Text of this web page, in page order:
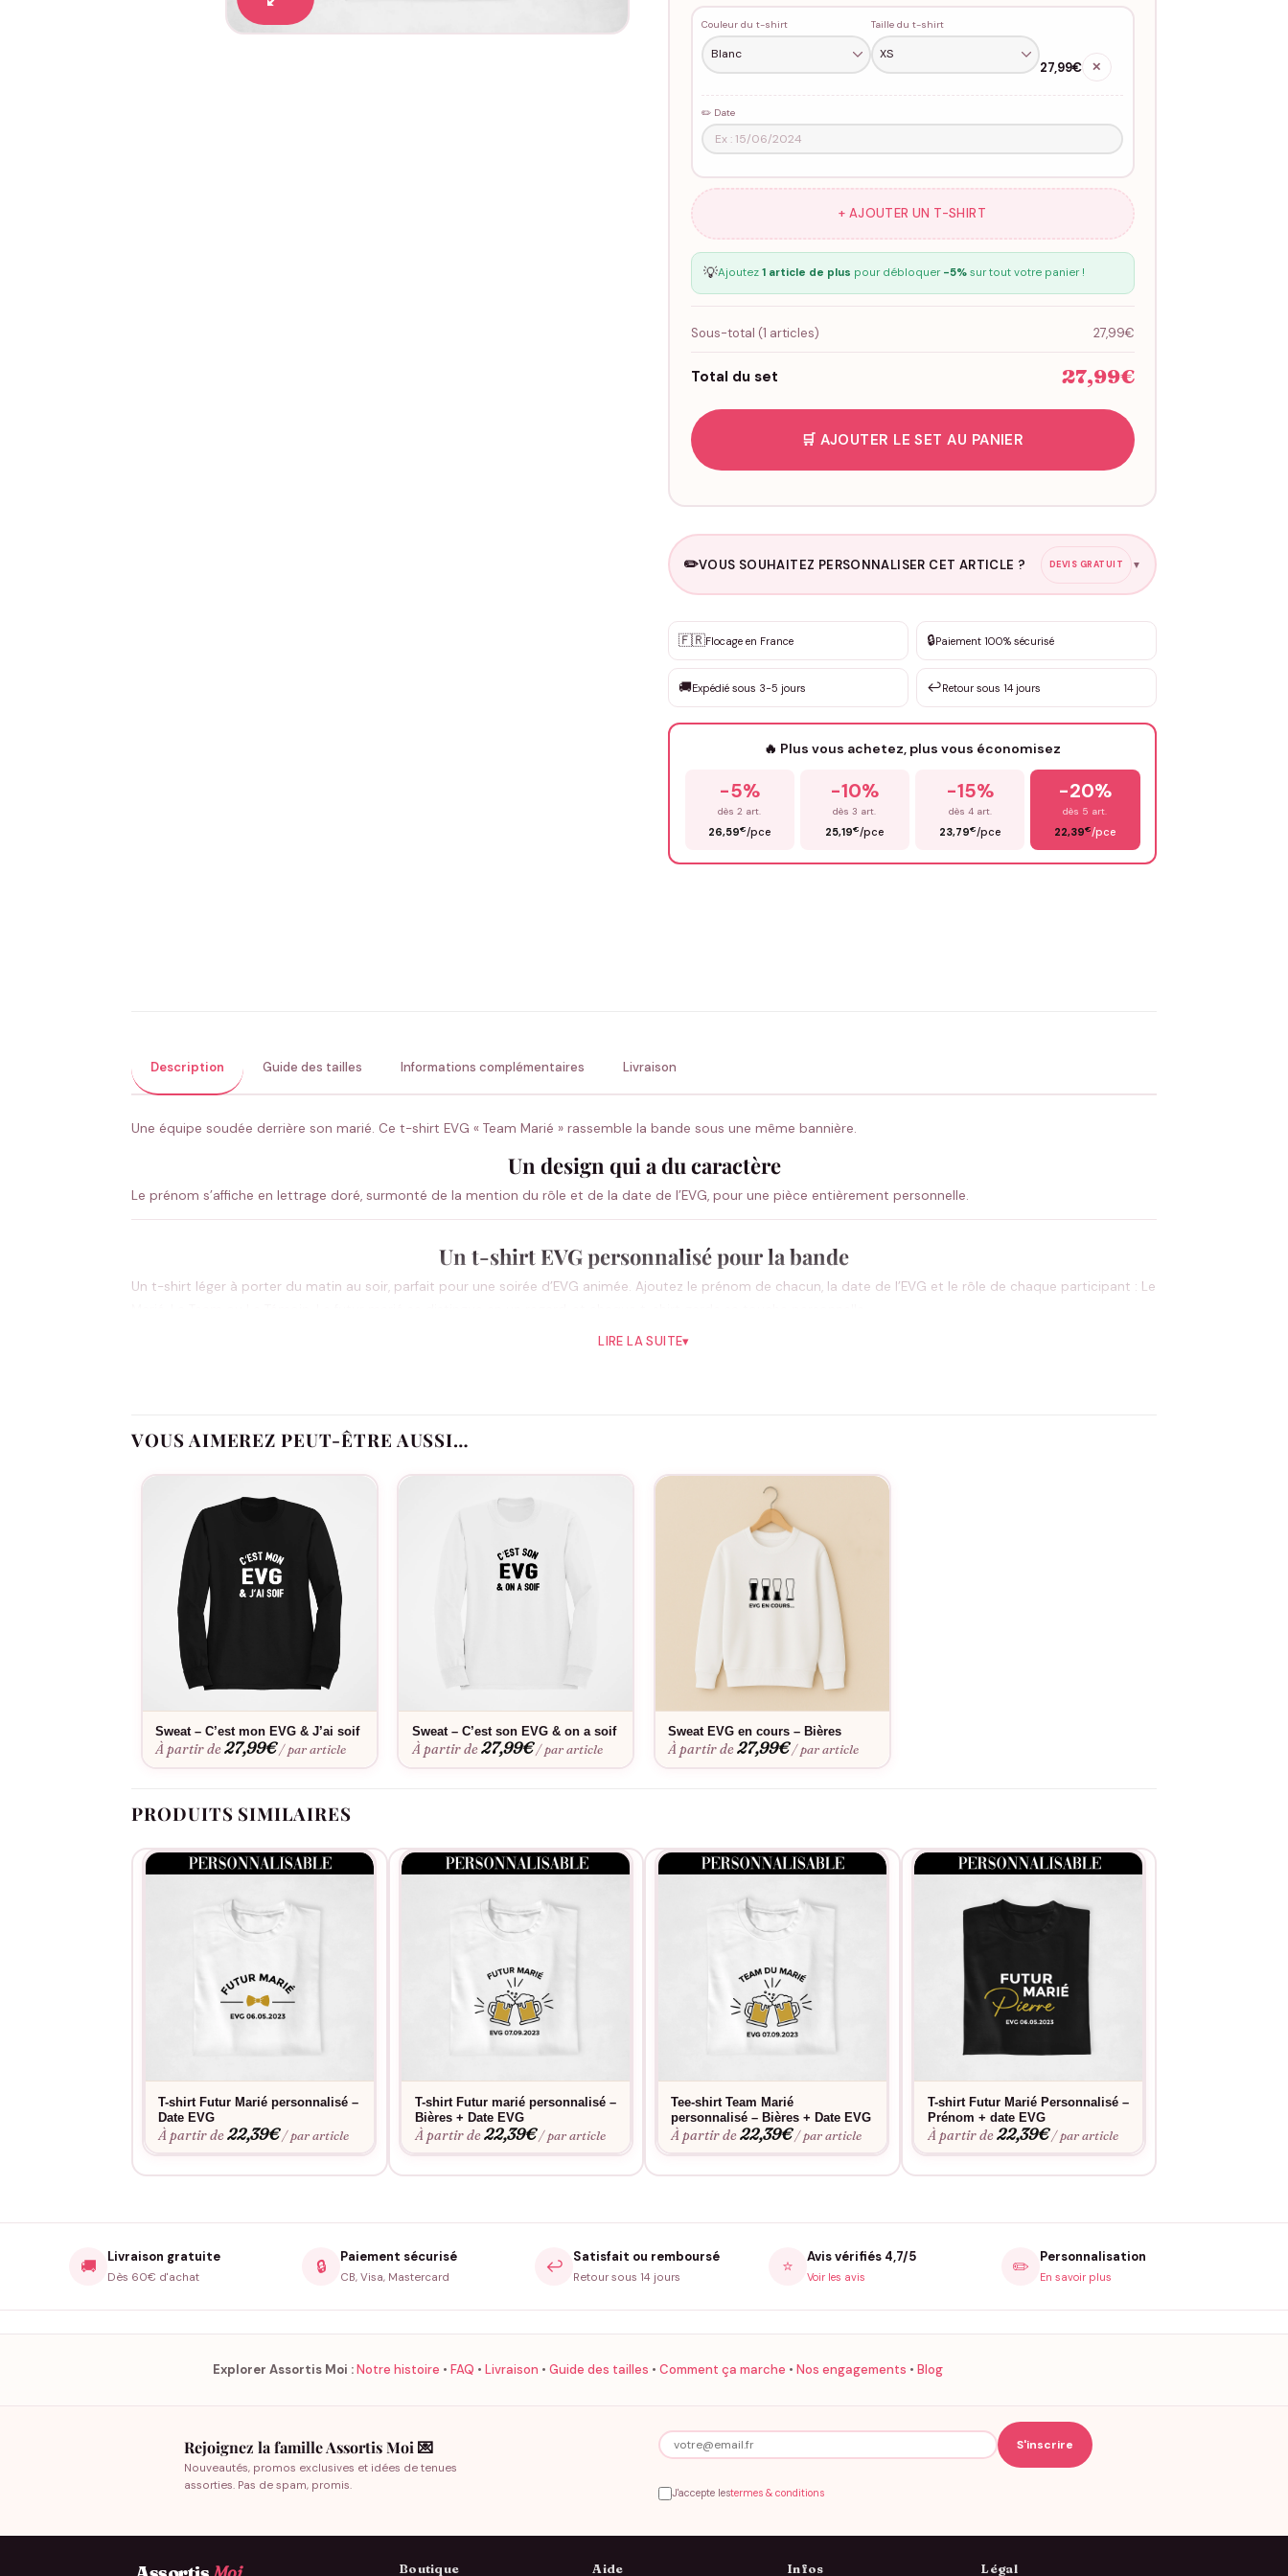
Couleur du t-shirt Taille du t-shirt
27,99€ ✕
✏️ Date
+ AJOUTER UN T-SHIRT
💡Ajoutez 1 article de plus pour débloquer -5%sur tout votre panier !
Sous-total (1 articles) 27,99€
Total du set 27,99€
🛒 AJOUTER LE SET AU PANIER
✏️VOUS SOUHAITEZ PERSONNALISER CET ARTICLE ? DEVIS GRATUIT ▼
✨ Personnalisation sur mesure
DEVIS GRATUIT · Personnalisation de 3 à 10€ selon la demande
Que souhaitez-vous ?
🇫🇷Flocage en France 🔒Paiement 100% sécurisé
🚚Expédié sous 3-5 jours ↩️Retour sous 14 jours
🔥 Plus vous achetez, plus vous économisez
-5%
dès 2 art.
26,59€/pce
-10%
dès 3 art.
25,19€/pce
-15%
dès 4 art.
23,79€/pce
-20%
dès 5 art.
22,39€/pce
Description Guide des tailles Informations complémentaires Livraison
Une équipe soudée derrière son marié. Ce t-shirt EVG « Team Marié » rassemble la bande sous une même bannière.
Un design qui a du caractère
Le prénom s’affiche en lettrage doré, surmonté de la mention du rôle et de la date de l’EVG, pour une pièce entièrement personnelle.
Un t-shirt EVG personnalisé pour la bande
Un t-shirt léger à porter du matin au soir, parfait pour une soirée d’EVG animée. Ajoutez le prénom de chacun, la date de l’EVG et le rôle de chaque participant : Le
Oui, dans notre atelier en France, à la commande.
Fabriqué à la commande, floqué en France.
LIRE LA SUITE▾
VOUS AIMEREZ PEUT-ÊTRE AUSSI…
Sweat – C’est mon EVG & J’ai soif
À partir de27,99€ / par article
Sweat – C’est son EVG & on a soif
À partir de27,99€ / par article
Sweat EVG en cours – Bières
À partir de27,99€ / par article
PRODUITS SIMILAIRES
T-shirt Futur Marié personnalisé –
Date EVG
À partir de22,39€ / par article
T-shirt Futur marié personnalisé –
Bières + Date EVG
À partir de22,39€ / par article
Tee-shirt Team Marié
personnalisé – Bières + Date EVG
À partir de22,39€ / par article
T-shirt Futur Marié Personnalisé –
Prénom + date EVG
À partir de22,39€ / par article
🚚 Livraison gratuite
Dès 60€ d'achat
🔒 Paiement sécurisé
CB, Visa, Mastercard
↩️ Satisfait ou remboursé
Retour sous 14 jours
⭐ Avis vérifiés 4,7/5
Voir les avis ✏️ Personnalisation
En savoir plus
Explorer Assortis Moi :Notre histoire • FAQ • Livraison • Guide des tailles • Comment ça marche • Nos engagements • Blog
Rejoignez la famille Assortis Moi 💌
Nouveautés, promos exclusives et idées de tenues
assorties. Pas de spam, promis.
J'accepte lestermes & conditions
Boutique Aide Infos Légal